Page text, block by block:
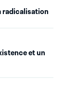
radicalisation
et un